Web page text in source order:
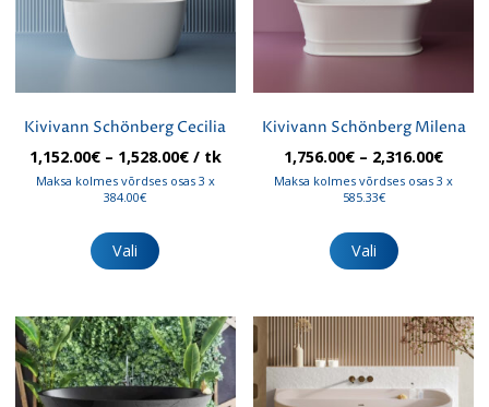
Kivivann Schönberg Cecilia
1,152.00€ – 1,528.00€Hinnavahemik:
1,152.00€
/ tk
Maksa kolmes võrdses osas 3 x
384.00€
Vali
tootel
Valikuid
saab
teha
tootelehel.
Kivivann Schönberg Milena
1,756.00€ – 2,316.00€
Maksa kolmes võrdses osas 3 x
585.33€
Vali
tootel
Valikuid
saab
teha
tootelehel.